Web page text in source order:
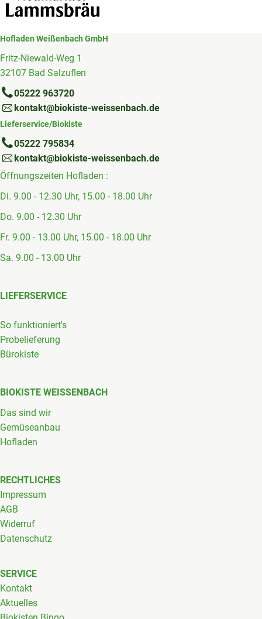
Hofladen Weißenbach GmbH
Fritz-Niewald-Weg 1
32107 Bad Salzuflen
05222 963720
kontakt@biokiste-weissenbach.de
Lieferservice/Biokiste
05222 795834
kontakt@biokiste-weissenbach.de
Öffnungszeiten Hofladen :
Di. 9.00 - 12.30 Uhr, 15.00 - 18.00 Uhr
Do. 9.00 - 12.30 Uhr
Fr. 9.00 - 13.00 Uhr, 15.00 - 18.00 Uhr
Sa. 9.00 - 13.00 Uhr
LIEFERSERVICE
So funktioniert's
Probelieferung
Bürokiste
BIOKISTE WEISSENBACH
Das sind wir
Gemüseanbau
Hofladen
RECHTLICHES
Impressum
AGB
Widerruf
Datenschutz
SERVICE
Kontakt
Aktuelles